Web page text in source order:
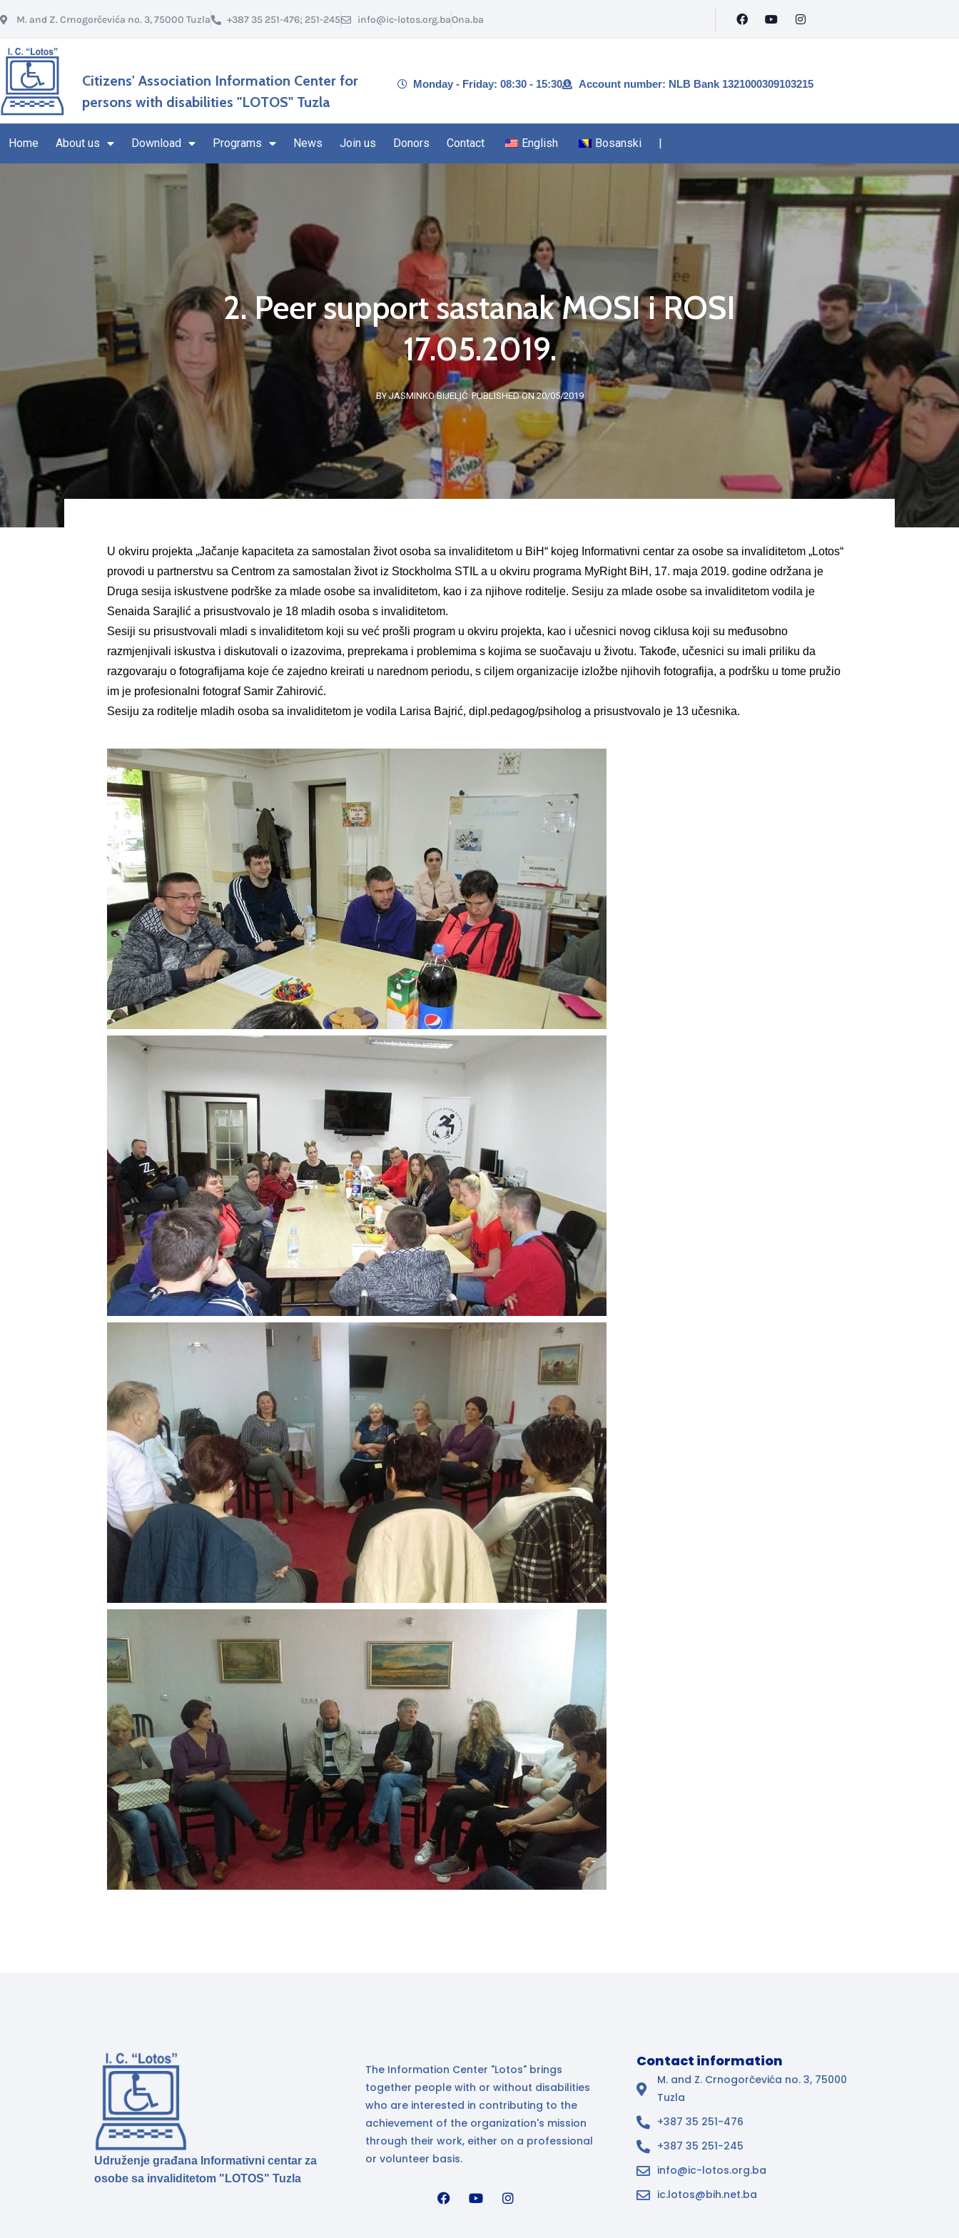
M. and Z. Crnogorčevića no. 3, 75000 Tuzla +387 35 251-476; 251-245 info@ic-lotos.org.baOna.ba
Citizens' Association Information Center for
persons with disabilities "LOTOS" Tuzla
Monday - Friday: 08:30 - 15:30 Account number: NLB Bank 1321000309103215
Home About us Download Programs News Join us Donors Contact English Bosanski |
2. Peer support sastanak MOSI i ROSI
17.05.2019.
BY JASMINKO BIJELIĆ PUBLISHED ON 20/05/2019
U okviru projekta „Jačanje kapaciteta za samostalan život osoba sa invaliditetom u BiH“ kojeg Informativni centar za osobe sa invaliditetom „Lotos“
provodi u partnerstvu sa Centrom za samostalan život iz Stockholma STIL a u okviru programa MyRight BiH, 17. maja 2019. godine održana je
Druga sesija iskustvene podrške za mlade osobe sa invaliditetom, kao i za njihove roditelje. Sesiju za mlade osobe sa invaliditetom vodila je
Senaida Sarajlić a prisustvovalo je 18 mladih osoba s inva liditetom.
Sesiji su prisustvovali mladi s invaliditetom koji su već prošli program u okviru projekta, kao i učesnici novog ciklusa koji su međusobno
razmjenjivali iskustva i diskutovali o izazovima, preprekama i problemima s kojima se suočavaju u životu. Takođe, učesnici su imali priliku da
razgovaraju o fotografijama koje će zajedno kreirati u narednom periodu, s ciljem organizacije izložbe njihovih fotografija, a podršku u tome pružio
im je profesionalni fotograf Samir Zahirović.
Sesiju za roditelje mladih osoba sa invaliditetom je vodila Larisa Bajrić, dipl.pedagog/psiholog a prisustvovalo je 13 učesnika.
Udruženje građana Informativni centar za
osobe sa invaliditetom "LOTOS" Tuzla
The Information Center "Lotos" brings
together people with or without disabilities
who are interested in contributing to the
achievement of the organization's mission
through their work, either on a professional
or volunteer basis.
Contact information
M. and Z. Crnogorčevića no. 3, 75000
Tuzla
+387 35 251-476
+387 35 251-245
info@ic-lotos.org.ba
ic.lotos@bih.net.ba